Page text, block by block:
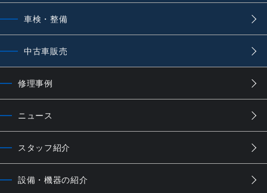
車検・整備
中古車販売
修理事例
ニュース
スタッフ紹介
設備・機器の紹介